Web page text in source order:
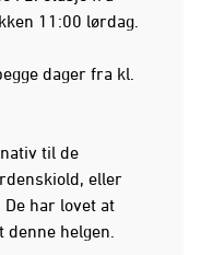
11:00 lørdag.
dager fra kl.
til de
eller
har lovet at
helgen.